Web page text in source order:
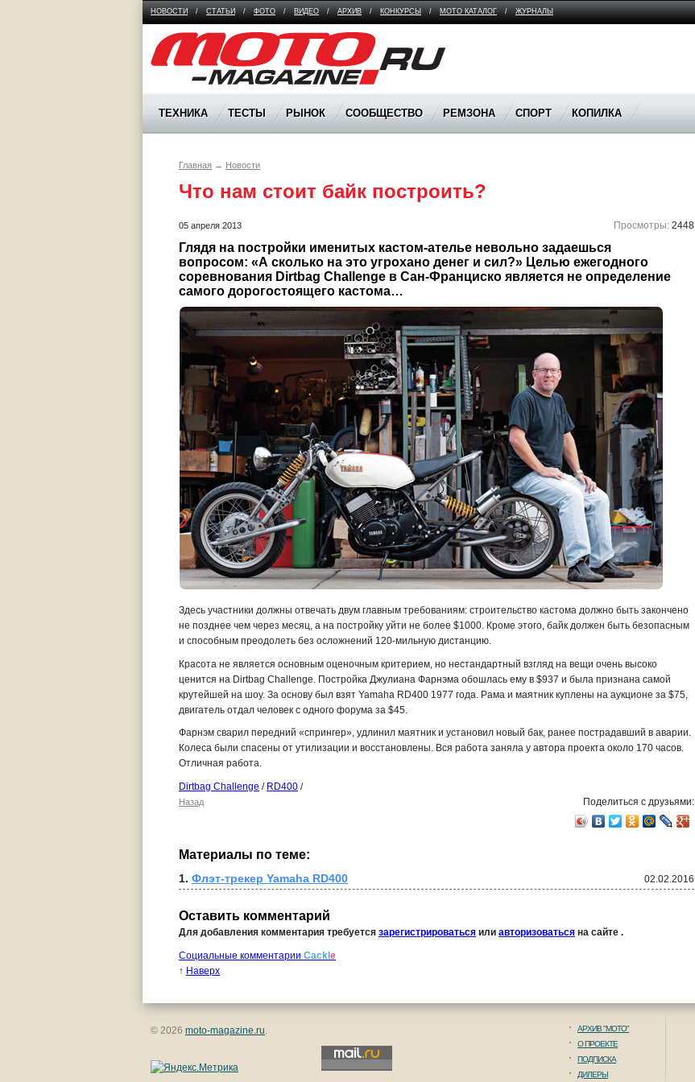
НОВОСТИ / СТАТЬИ / ФОТО / ВИДЕО / АРХИВ / КОНКУРСЫ / МОТО КАТАЛОГ / ЖУРНАЛЫ
Moto Magazine
ТЕХНИКА ТЕСТЫ РЫНОК СООБЩЕСТВО РЕМЗОНА СПОРТ КОПИЛКА
Главная → Новости
Что нам стоит байк построить?
Просмотры: 2448
05 апреля 2013
Глядя на постройки именитых кастом-ателье невольно задаешься
вопросом: «А сколько на это угрохано денег и сил?» Целью ежегодного
соревнования Dirtbag Challenge в Сан-Франциско является не определение
самого дорогостоящего кастома…
Здесь участники должны отвечать двум главным требованиям: строительство кастома должно быть закончено
не позднее чем через месяц, а на постройку уйти не более $1000. Кроме этого, байк должен быть безопасным
и способным преодолеть без осложнений 120-мильную дистанцию.
Красота не является основным оценочным критерием, но нестандартный взгляд на вещи очень высоко
ценится на Dirtbag Challenge. Постройка Джулиана Фарнэма обошлась ему в $937 и была признана самой
крутейшей на шоу. За основу был взят Yamaha RD400 1977 года. Рама и маятник куплены на аукционе за $75,
двигатель отдал человек с одного форума за $45.
Фарнэм сварил передний «спрингер», удлинил маятник и установил новый бак, ранее пострадавший в аварии.
Колеса были спасены от утилизации и восстановлены. Вся работа заняла у автора проекта около 170 часов.
Отличная работа.
Dirtbag Challenge / RD400 /
Назад Поделиться с друзьями:
Материалы по теме:
02.02.2016
1. Флэт-трекер Yamaha RD400
Оставить комментарий
Для добавления комментария требуется зарегистрироваться или авторизоваться на сайте .
Социальные комментарии Cackle
↑ Наверх
© 2026 moto-magazine.ru
АРХИВ "МОТО"
О ПРОЕКТЕ
ПОДПИСКА
ДИЛЕРЫ